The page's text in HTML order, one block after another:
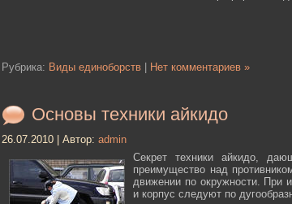
Рубрика: Виды единоборств Нет комментариев »
Основы техники айкидо
26.07.2010 | Автор: admin
Секрет техники айкидо,
преимущество над
движении по окружности. При
и корпус следуют по